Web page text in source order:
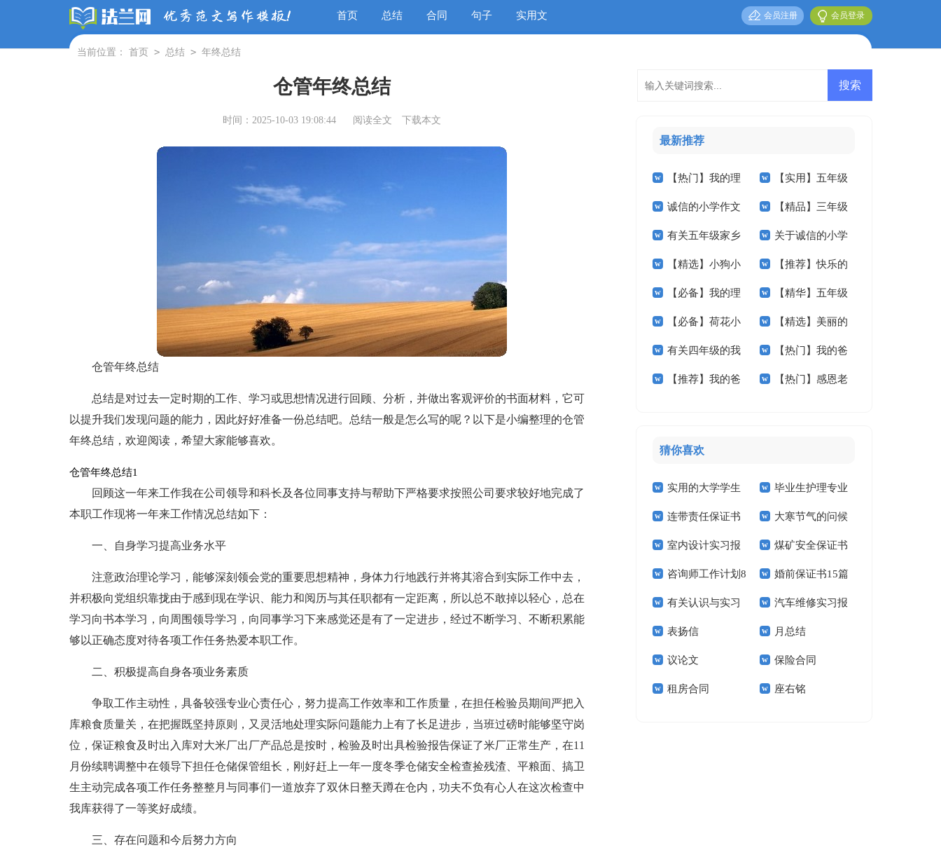
首页 总结 合同 句子 实用文 会员登录
会员注册
当前位置： 首页 > 总结 > 年终总结
仓管年终总结
时间：2025-10-03 19:08:44 阅读全文 下载本文
仓管年终总结
总结是对过去一定时期的工作、学习或思想情况进行回顾、分析，并做出客观评价的书面材料，它可
以提升我们发现问题的能力，因此好好准备一份总结吧。总结一般是怎么写的呢？以下是小编整理的仓管
年终总结，欢迎阅读，希望大家能够喜欢。
仓管年终总结1
回顾这一年来工作我在公司领导和科长及各位同事支持与帮助下严格要求按照公司要求较好地完成了
本职工作现将一年来工作情况总结如下：
一、自身学习提高业务水平
注意政治理论学习，能够深刻领会党的重要思想精神，身体力行地践行并将其溶合到实际工作中去，
并积极向党组织靠拢由于感到现在学识、能力和阅历与其任职都有一定距离，所以总不敢掉以轻心，总在
学习向书本学习，向周围领导学习，向同事学习下来感觉还是有了一定进步，经过不断学习、不断积累能
够以正确态度对待各项工作任务热爱本职工作。
二、积极提高自身各项业务素质
争取工作主动性，具备较强专业心责任心，努力提高工作效率和工作质量，在担任检验员期间严把入
库粮食质量关，在把握既坚持原则，又灵活地处理实际问题能力上有了长足进步，当班过磅时能够坚守岗
位，保证粮食及时出入库对大米厂出厂产品总是按时，检验及时出具检验报告保证了米厂正常生产，在11
月份续聘调整中在领导下担任仓储保管组长，刚好赶上一年一度冬季仓储安全检查捡残渣、平粮面、搞卫
生主动完成各项工作任务整整月与同事们一道放弃了双休日整天蹲在仓内，功夫不负有心人在这次检查中
我库获得了一等奖好成绩。
三、存在问题和今后努力方向
最新推荐
【热门】我的理
想小学作文4篇
【实用】五年级
家乡的作文锦集六篇
诚信的小学作文
汇总六篇
【精品】三年级
秋天作文四篇
有关五年级家乡
的作文集锦6篇
关于诚信的小学
作文合集10篇
【精选】小狗小
学作文锦集5篇
【推荐】快乐的
春节小学作文三篇
【必备】我的理
想小学作文3篇
【精华】五年级
我的作文集锦九篇
【必备】荷花小
学作文合集5篇
【精选】美丽的
小学作文300字四篇
有关四年级的我
作文300字四篇
【热门】我的爸
爸小学作文七篇
【推荐】我的爸 【热门】感恩老
猜你喜欢
实用的大学学生
实习报告范文锦集六
篇
毕业生护理专业
求职信精选15篇
连带责任保证书 大寒节气的问候
祝福语
室内设计实习报
告汇编15篇
煤矿安全保证书
(15篇)
咨询师工作计划8
篇
婚前保证书15篇
有关认识与实习
报告模板集锦十篇
汽车维修实习报
告(汇编15篇)
表扬信 月总结
议论文 保险合同
租房合同 座右铭